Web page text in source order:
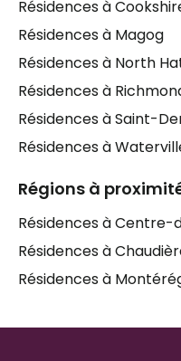
favorisent le lien
despersonnes âgées.
Pour les familles dont
déficience
recherchent un milieu
anglophonessont
pourquoi un
faire toute la
Résidences à
Résidences à Magog
Résidences à North
Résidences à
Résidences à Saint-
Résidences à
Régions à
Résidences à Centre-
Résidences à
Résidences à